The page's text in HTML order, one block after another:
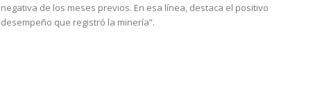
negativa de los meses previos. En esa línea, destaca el positivo
desempeño que registró la minería”.